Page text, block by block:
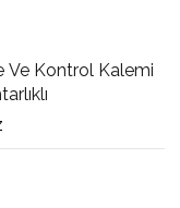
Ve Kontrol Kalemi